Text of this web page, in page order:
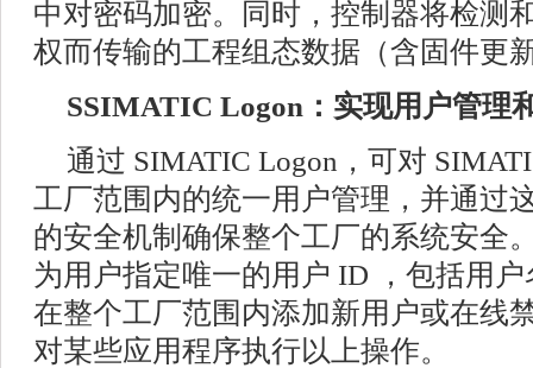
中对密码加密。同时，控制器将检测
权而传输的工程组态数据（含固件更
SSIMATIC Logon：实现用户管理
通过 SIMATIC Logon，可对
工厂范围内的统一用户管理，并通过
的安全机制确保整个工厂的系统安全
为用户指定唯一的用户 ID ，包括用
在整个工厂范围内添加新用户或在线
对某些应用程序执行以上操作。